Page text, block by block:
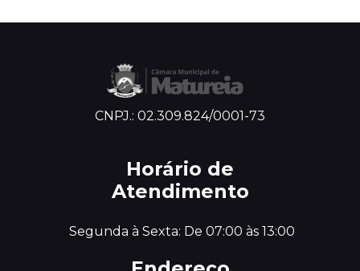
CNPJ.: 02.309.824/0001-73
Horário de
Atendimento
Segunda à Sexta: De 07:00 às 13:00